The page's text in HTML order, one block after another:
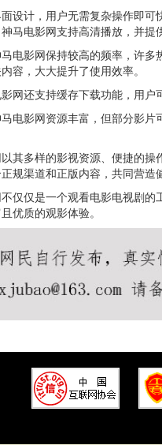
设计，用户无需复杂操作即
马电影网支持高清播放，并提
电影网保持较高的频率，许
容，大大提升了使用效率。
网还支持缓存下载功能，用
电影网资源丰富，但部分影
其多样的影视资源、便捷的
规渠道和正版内容，共同营造
仅仅是一个观看电影电视剧
优质的观影体验。